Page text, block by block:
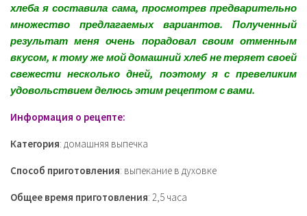
хлеба я составила сама, просмотрев предварительно
множество предлагаемых вариантов. Полученный
результат меня очень порадовал своим отменным
вкусом, к тому же мой домашний хлеб не теряет своей
свежести несколько дней, поэтому я с превеликим
удовольствием делюсь этим рецептом с вами.
Информация о рецепте:
Категория: домашняя выпечка
Способ приготовления: выпекание в духовке
Общее время приготовления: 2,5 часа